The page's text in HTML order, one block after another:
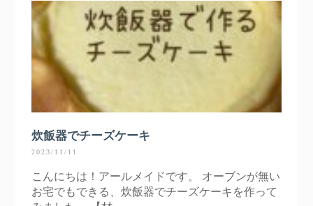
炊飯器でチーズケーキ
2023/11/11
こんにちは！アールメイドです。 オーブンが無い
お宅でもできる、炊飯器でチーズケーキを作って